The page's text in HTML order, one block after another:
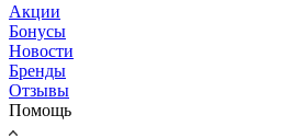
Акции
Бонусы
Новости
Бренды
Отзывы
Помощь